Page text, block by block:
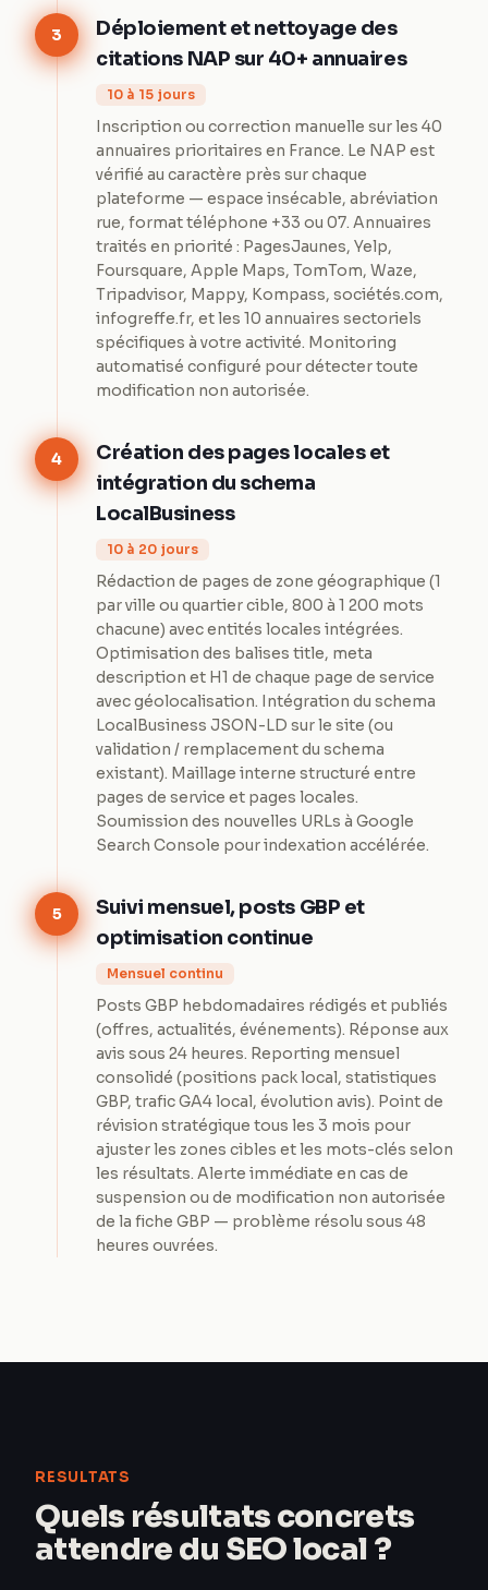
3
Déploiement et nettoyage des
citations NAP sur 40+ annuaires
10 à 15 jours
Inscription ou correction manuelle sur les 40
annuaires prioritaires en France. Le NAP est
vérifié au caractère près sur chaque
plateforme — espace insécable, abréviation
rue, format téléphone +33 ou 07. Annuaires
traités en priorité : PagesJaunes, Yelp,
Foursquare, Apple Maps, TomTom, Waze,
Tripadvisor, Mappy, Kompass, sociétés.com,
infogreffe.fr, et les 10 annuaires sectoriels
spécifiques à votre activité. Monitoring
automatisé configuré pour détecter toute
modification non autorisée.
4
Création des pages locales et
intégration du schema
LocalBusiness
10 à 20 jours
Rédaction de pages de zone géographique (1
par ville ou quartier cible, 800 à 1 200 mots
chacune) avec entités locales intégrées.
Optimisation des balises title, meta
description et H1 de chaque page de service
avec géolocalisation. Intégration du schema
LocalBusiness JSON-LD sur le site (ou
validation / remplacement du schema
existant). Maillage interne structuré entre
pages de service et pages locales.
Soumission des nouvelles URLs à Google
Search Console pour indexation accélérée.
5
Suivi mensuel, posts GBP et
optimisation continue
Mensuel continu
Posts GBP hebdomadaires rédigés et publiés
(offres, actualités, événements). Réponse aux
avis sous 24 heures. Reporting mensuel
consolidé (positions pack local, statistiques
GBP, trafic GA4 local, évolution avis). Point de
révision stratégique tous les 3 mois pour
ajuster les zones cibles et les mots-clés selon
les résultats. Alerte immédiate en cas de
suspension ou de modification non autorisée
de la fiche GBP — problème résolu sous 48
heures ouvrées.
RESULTATS
Quels résultats concrets
attendre du SEO local ?